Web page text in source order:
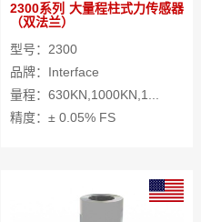
2300系列 大量程柱式力传感器
（双法兰）
型号：2300
品牌：Interface
量程：630KN,1000KN,1...
精度：± 0.05% FS